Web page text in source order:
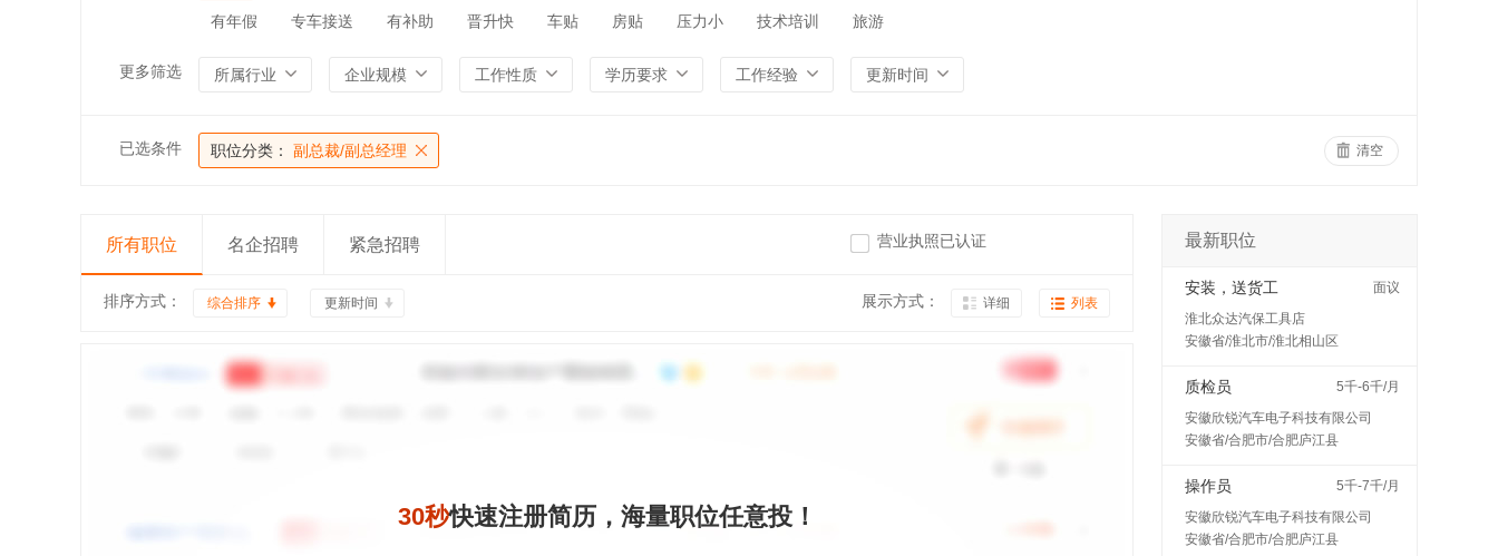
有年假 专车接送 有补助 晋升快 车贴 房贴 压力小 技术培训 旅游
更多筛选 所属行业 企业规模 工作性质 学历要求 工作经验 更新时间
已选条件 职位分类： 副总裁/副总经理 清空
所有职位 名企招聘 紧急招聘 营业执照已认证
排序方式： 综合排序 更新时间 展示方式： 详细 列表
30秒快速注册简历，海量职位任意投！
最新职位
安装，送货工
面议
淮北众达汽保工具店
安徽省/淮北市/淮北相山区
质检员
5千-6千/月
安徽欣锐汽车电子科技有限公司
安徽省/合肥市/合肥庐江县
操作员
5千-7千/月
安徽欣锐汽车电子科技有限公司
安徽省/合肥市/合肥庐江县